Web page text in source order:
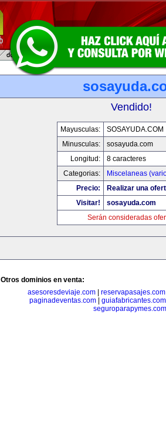
Vendido!
Mayusculas:
SOSAYUDA.COM
Minusculas:
sosayuda.com
Longitud:
8 caracteres
Categorias:
Miscelaneas
Precio:
Realizar una
Visitar!
sosayuda.com
Serán consideradas
Otros dominios en venta:
asesoresdeviaje.com
reservapasajes.com
paginadeventas.com
guiafabricantes.com
seguroparapymes.com